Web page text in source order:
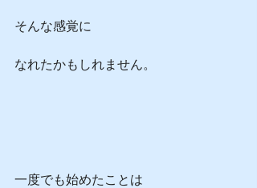
そんな感覚に
なれたかもしれません。
一度でも始めたことは